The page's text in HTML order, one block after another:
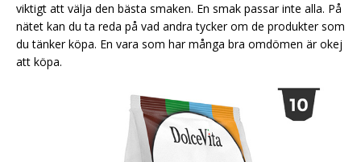
viktigt att välja den bästa smaken. En smak passar inte alla. På
nätet kan du ta reda på vad andra tycker om de produkter som
du tänker köpa. En vara som har många bra omdömen är okej
att köpa.